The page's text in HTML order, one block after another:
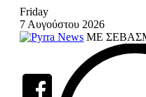
Skip
content
Friday
7 Αυγούστου 2026
ΜΕ